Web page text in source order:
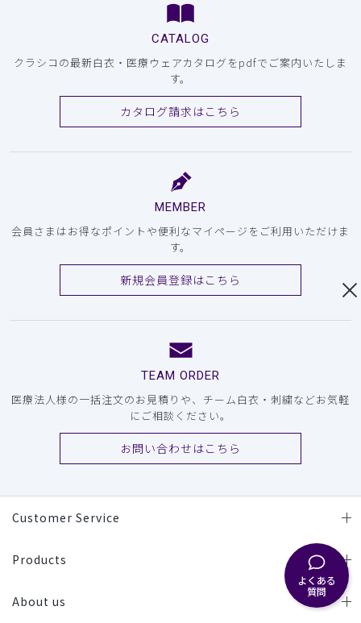
よくある
質問
CATALOG
クラシコの最新白衣・医療ウェアカタログをpdfでご案内いたしま
す。
カタログ請求はこちら
MEMBER
会員さまはお得なポイントや便利なマイページをご利用いただけま
す。
新規会員登録はこちら
TEAM ORDER
医療法人様の一括注文のお見積りや、チーム白衣・刺繍などお気軽
にご相談ください。
お問い合わせはこちら
Customer Service
Products
About us